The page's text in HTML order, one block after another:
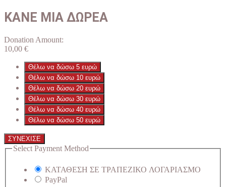
ΚΑΝΕ ΜΙΑ ΔΩΡΕΑ
Donation Amount:
10,00 €
Θέλω να δώσω 5 ευρώ
Θέλω να δώσω 10 ευρώ
Θέλω να δώσω 20 ευρώ
Θέλω να δώσω 30 ευρώ
Θέλω να δώσω 40 ευρώ
Θέλω να δώσω 50 ευρώ
ΣΥΝΕΧΙΣΕ
Select Payment Method
ΚΑΤΑΘΕΣΗ ΣΕ ΤΡΑΠΕΖΙΚΟ ΛΟΓΑΡΙΑΣΜΟ
PayPal